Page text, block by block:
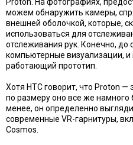
можем обнаружить камеры,
внешней оболочкой, которые,
использоваться для
отслеживания рук. Конечно, до
компьютерные визуализации, и
работающий прототип.
Хотя HTC говорит, что Proton —
по размеру оно все же намного
менее, он определенно
современные VR-гарнитуры,
Cosmos.